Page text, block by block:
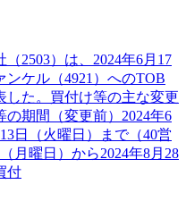
2503）は、2024年6月17
ケル（4921）へのTOB
した。買付け等の主な変更
期間（変更前）2024年6
日（火曜日）まで（40営
月曜日）から2024年8月28
付